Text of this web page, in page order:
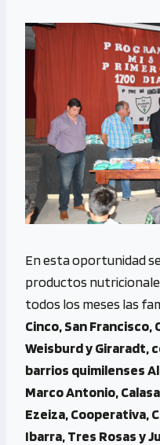
En esta oportunidad
productos
todos los meses las
Cinco, San Francisco,
Weisburd y Giraradt,
barrios quimilenses
Marco Antonio,
Ezeiza, Cooperativa,
Ibarra, Tres Rosas y